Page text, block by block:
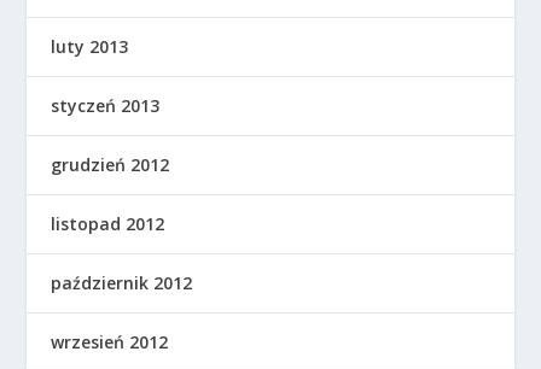
luty 2013
styczeń 2013
grudzień 2012
listopad 2012
październik 2012
wrzesień 2012